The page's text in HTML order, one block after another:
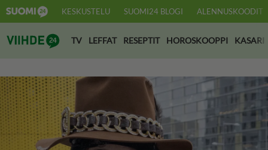
KESKUSTELU SUOMI24 BLOGI ALENNUSKOODIT
Suomi24 Viihde
TV LEFFAT RESEPTIT HOROSKOOPPI KASARI